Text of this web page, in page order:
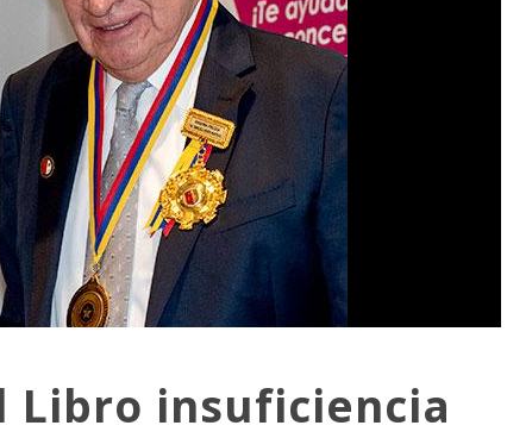
Libro insuficiencia